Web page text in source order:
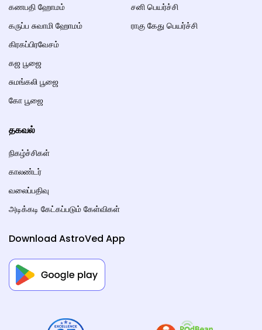
கணபதி ஹோமம்
கருப்ப சுவாமி ஹோமம்
கிரகப்பிரவேசம்
கஜ பூஜை
சுமங்கலி பூஜை
கோ பூஜை
சனி பெயர்ச்சி
ராகு கேது பெயர்ச்சி
தகவல்
நிகழ்ச்சிகள்
காலண்டர்
வலைப்பதிவு
அடிக்கடி கேட்கப்படும் கேள்விகள்
Download AstroVed App